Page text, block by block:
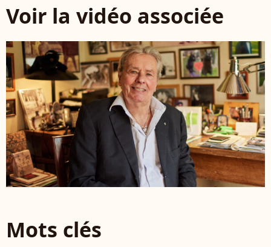
Voir la vidéo associée
Mots clés